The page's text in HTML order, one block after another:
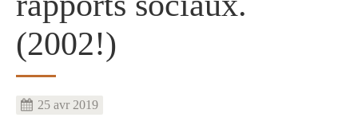
(2002!)
25 avr 2019